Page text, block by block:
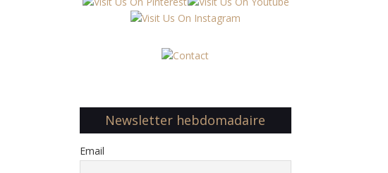
Newsletter hebdomadaire
Email